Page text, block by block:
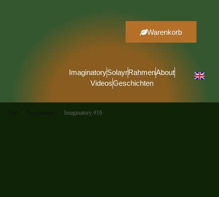
ImaginatorySolayrRahmenAbout
VideosGeschichten
Warenkorb
Imaginatory #16